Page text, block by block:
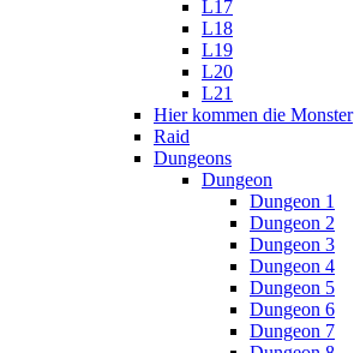
L17
L18
L19
L20
L21
Hier kommen die Monster
Raid
Dungeons
Dungeon
Dungeon 1
Dungeon 2
Dungeon 3
Dungeon 4
Dungeon 5
Dungeon 6
Dungeon 7